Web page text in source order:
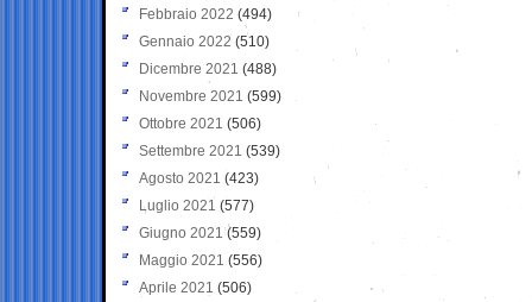
Febbraio 2022 (494)
Gennaio 2022 (510)
Dicembre 2021 (488)
Novembre 2021 (599)
Ottobre 2021 (506)
Settembre 2021 (539)
Agosto 2021 (423)
Luglio 2021 (577)
Giugno 2021(559)
Maggio 2021 (556)
Aprile 2021 (506)